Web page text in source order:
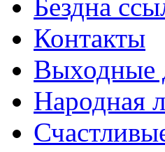
Бездна
Контакты
Выходные
Народная